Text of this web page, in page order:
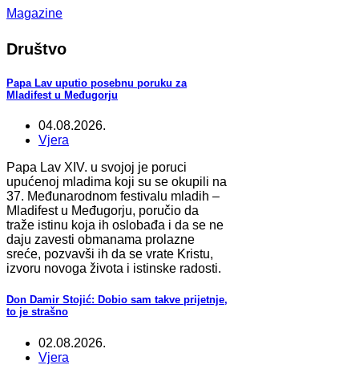
Magazine
Društvo
Papa Lav uputio posebnu poruku za
Mladifest u Međugorju
04.08.2026.
Vjera
Papa Lav XIV. u svojoj je poruci
upućenoj mladima koji su se okupili na
37. Međunarodnom festivalu mladih –
Mladifest u Međugorju, poručio da
traže istinu koja ih oslobađa i da se ne
daju zavesti obmanama prolazne
sreće, pozvavši ih da se vrate Kristu,
izvoru novoga života i istinske radosti.
Don Damir Stojić: Dobio sam takve prijetnje,
to je strašno
02.08.2026.
Vjera